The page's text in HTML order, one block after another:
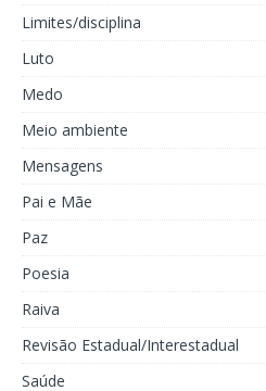
Limites/disciplina
Luto
Medo
Meio ambiente
Mensagens
Pai e Mãe
Paz
Poesia
Raiva
Revisão Estadual/Interestadual
Saúde